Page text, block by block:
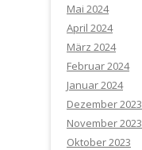
Mai 2024
April 2024
März 2024
Februar 2024
Januar 2024
Dezember 2023
November 2023
Oktober 2023